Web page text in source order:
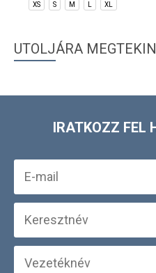
XS S M XL
UTOLJÁRA
IRATKOZZ FEL